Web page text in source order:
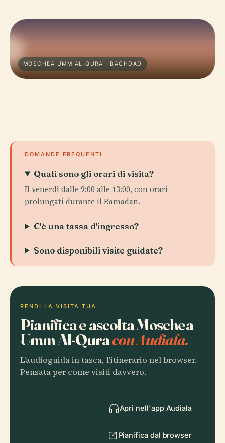
MOSCHEA UMM AL-QURA · BAGHDAD
DOMANDE FREQUENTI
Quali sono gli orari di visita?
Il venerdì dalle 9:00 alle 13:00, con orari
prolungati durante il Ramadan.
C'è una tassa d'ingresso?
Sono disponibili visite guidate?
RENDI LA VISITA TUA
Pianifica e ascolta Moschea
Umm Al-Quracon Audiala.
L'audioguida in tasca, l'itinerario nel browser.
Pensata per come visiti davvero.
Apri nell'app Audiala
Pianifica dal browser